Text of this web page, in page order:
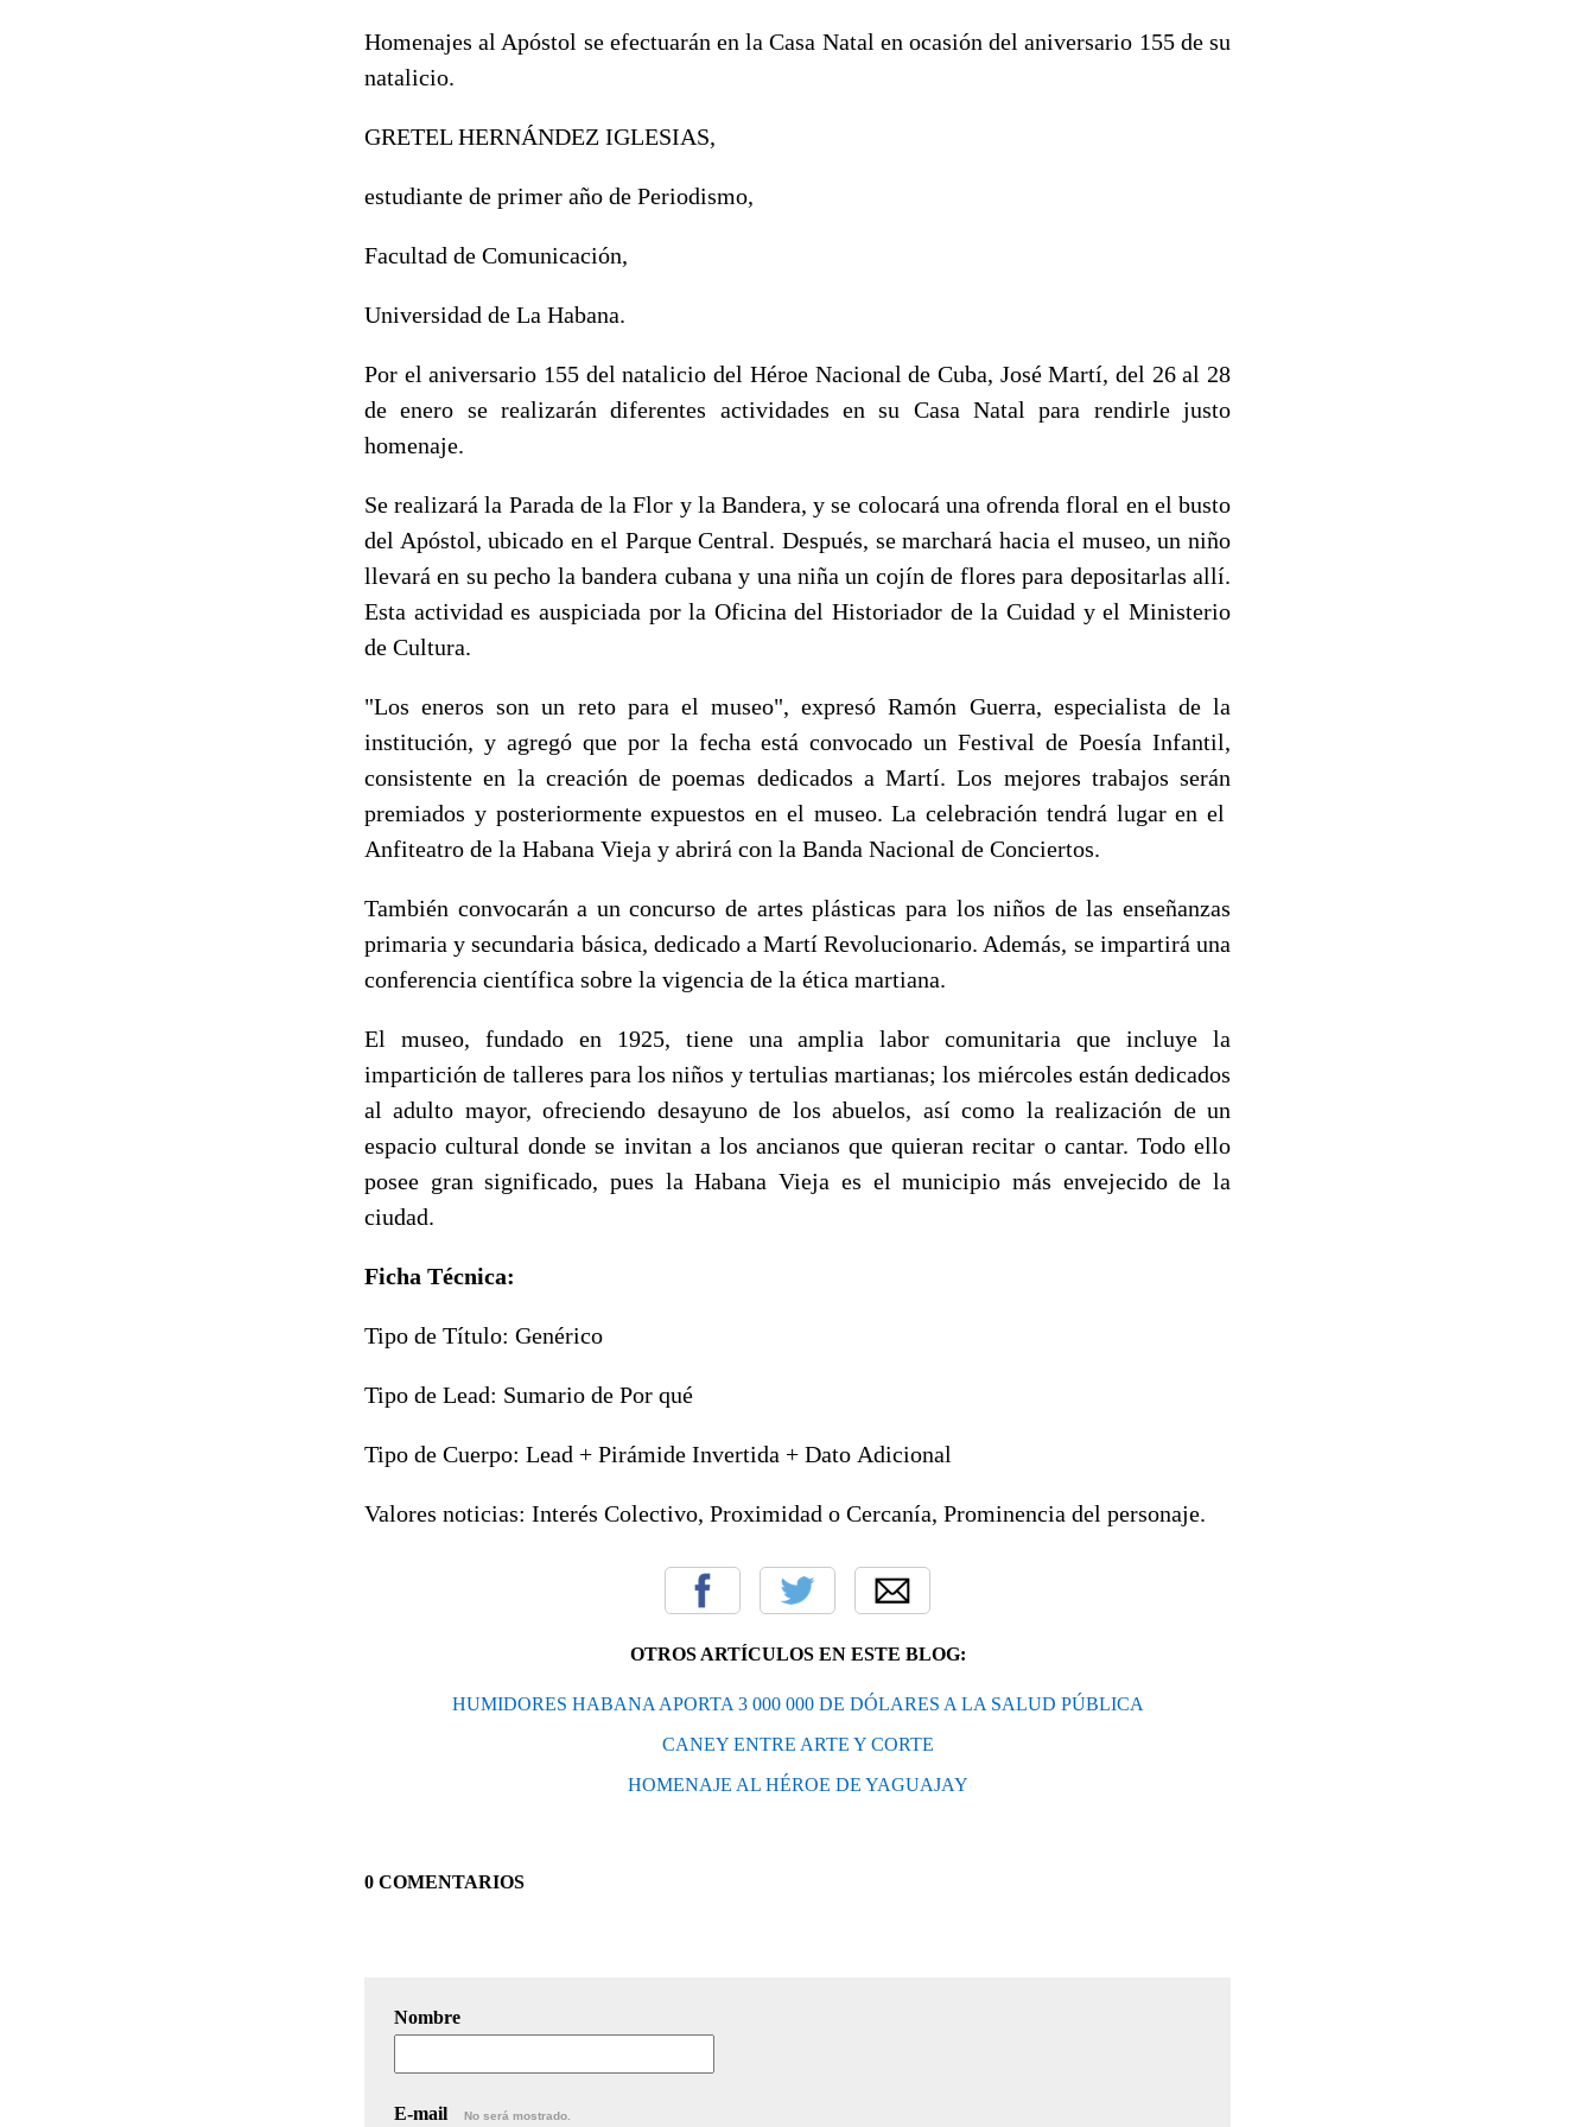
Homenajes al Apóstol se efectuarán en la Casa Natal en ocasión del aniversario 155 de su
natalicio.
GRETEL HERNÁNDEZ IGLESIAS,
estudiante de primer año de Periodismo,
Facultad de Comunicación,
Universidad de La Habana.
Por el aniversario 155 del natalicio del Héroe Nacional de Cuba, José Martí, del 26 al 28
de enero se realizarán diferentes actividades en su Casa Natal para rendirle justo
homenaje.
Se realizará la Parada de la Flor y la Bandera, y se colocará una ofrenda floral en el busto
del Apóstol, ubicado en el Parque Central. Después, se marchará hacia el museo, un niño
llevará en su pecho la bandera cubana y una niña un cojín de flores para depositarlas allí.
Esta actividad es auspiciada por la Oficina del Historiador de la Cuidad y el Ministerio
de Cultura.
"Los eneros son un reto para el museo", expresó Ramón Guerra, especialista de la
institución, y agregó que por la fecha está convocado un Festival de Poesía Infantil,
consistente en la creación de poemas dedicados a Martí. Los mejores trabajos serán
premiados y posteriormente expuestos en el museo. La celebración tendrá lugar en el
Anfiteatro de la Habana Vieja y abrirá con la Banda Nacional de Conciertos.
También convocarán a un concurso de artes plásticas para los niños de las enseñanzas
primaria y secundaria básica, dedicado a Martí Revolucionario. Además, se impartirá una
conferencia científica sobre la vigencia de la ética martiana.
El museo, fundado en 1925, tiene una amplia labor comunitaria que incluye la
impartición de talleres para los niños y tertulias martianas; los miércoles están dedicados
al adulto mayor, ofreciendo desayuno de los abuelos, así como la realización de un
espacio cultural donde se invitan a los ancianos que quieran recitar o cantar. Todo ello
posee gran significado, pues la Habana Vieja es el municipio más envejecido de la
ciudad.
Ficha Técnica:
Tipo de Título: Genérico
Tipo de Lead: Sumario de Por qué
Tipo de Cuerpo: Lead + Pirámide Invertida + Dato Adicional
Valores noticias: Interés Colectivo, Proximidad o Cercanía, Prominencia del personaje.
OTROS ARTÍCULOS EN ESTE BLOG:
HUMIDORES HABANA APORTA 3 000 000 DE DÓLARES A LA SALUD PÚBLICA
CANEY ENTRE ARTE Y CORTE
HOMENAJE AL HÉROE DE YAGUAJAY
0 COMENTARIOS
Nombre
E-mail No será mostrado.